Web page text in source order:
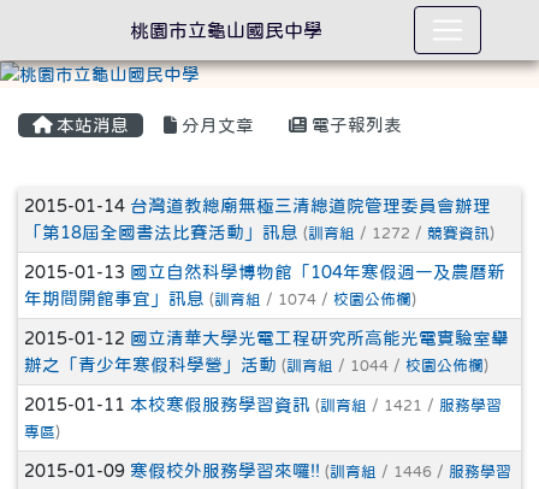
本站消息 分月文章 電子報列表
文章列表
2015-01-14 台灣道教總廟無極三清總道院管理委員會辦理
「第18屆全國書法比賽活動」訊息 (訓育組 / 1272 / 競賽資訊)
2015-01-13 國立自然科學博物館「104年寒假週一及農曆新
年期間開館事宜」訊息 (訓育組 / 1074 / 校園公佈欄 )
2015-01-12 國立清華大學光電工程研究所高能光電實驗室舉
辦之「青少年寒假科學營」活動 (訓育組 / 1044 / 校園公佈欄 )
2015-01-11 本校寒假服務學習資訊 (訓育組 / 1421 / 服務學習
專區)
2015-01-09 寒假校外服務學習來囉!! (訓育組 / 1446 / 服務學習
桃園市立龜山國民中學